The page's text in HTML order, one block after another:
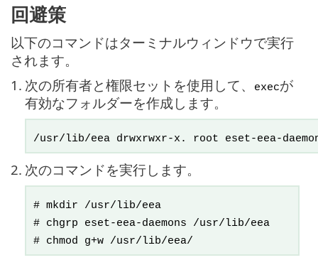
回避策
以下のコマンドはターミナルウィンドウで実行
されます。
1. 次の所有者と権限セットを使用して、 execが
有効なフォルダーを作成します。
/usr/lib/eea drwxrwxr-x. root eset-eea-
2. 次のコマンドを実行します。
# mkdir /usr/lib/eea
# chgrp eset-eea-daemons /usr/lib/eea
# chmod g+w /usr/lib/eea/